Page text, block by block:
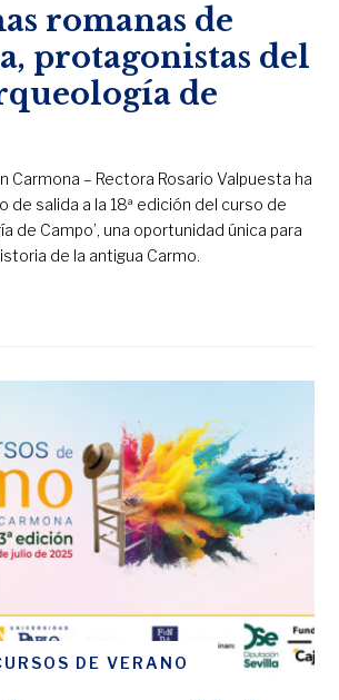
romanas de
protagonistas del
de
Carmona – Rectora Rosario Valpuesta ha
de salida a la 18ª edición del curso de
de Campo’, una oportunidad única para
de la antigua Carmo.
DE VERANO